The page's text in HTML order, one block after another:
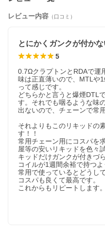
レビュー内容 （口コミ）
とにかくガンクが付かな
5
0.7ΩクラプトンとRDAで運
味は正直薄いので、MTLや
って感じです。
どちらかと言うと爆煙DTL
す。それでも咽るような味
出ないので、チェーンで常
それよりもこのリキッドの
す！！
常用チェーン用にコスパを
屋等の安いリキッドを色々
キッドだけガンクが付きづ
コイルが1週間余裕で持つよ
常用で使っているとどうし
コスパも良くて最高です。
これからもリピートします。